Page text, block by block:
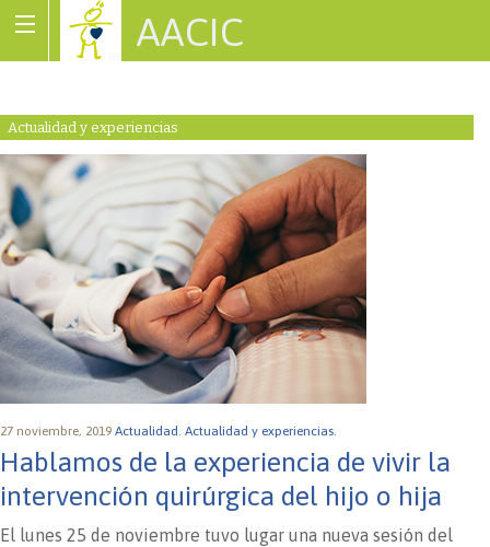
AACIC
Actualidad y experiencias
27 noviembre, 2019 Actualidad. Actualidad y experiencias.
Hablamos de la experiencia de vivir la
intervención quirúrgica del hijo o hija
El lunes 25 de noviembre tuvo lugar una nueva sesión del